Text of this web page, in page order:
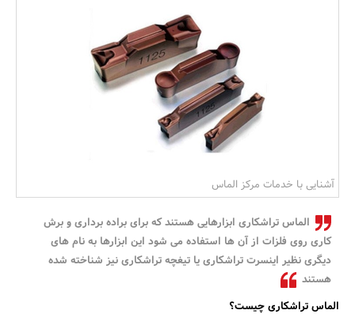
مسکن و ساختمان
آشنایی با خدمات مرکز الماس
الماس تراشکاری ابزارهایی هستند که برای براده برداری و برش
کاری روی فلزات از آن ها استفاده می شود این ابزارها به نام های
دیگری نظیر اینسرت تراشکاری یا تیغچه تراشکاری نیز شناخته شده
هستند
الماس تراشکاری چیست؟